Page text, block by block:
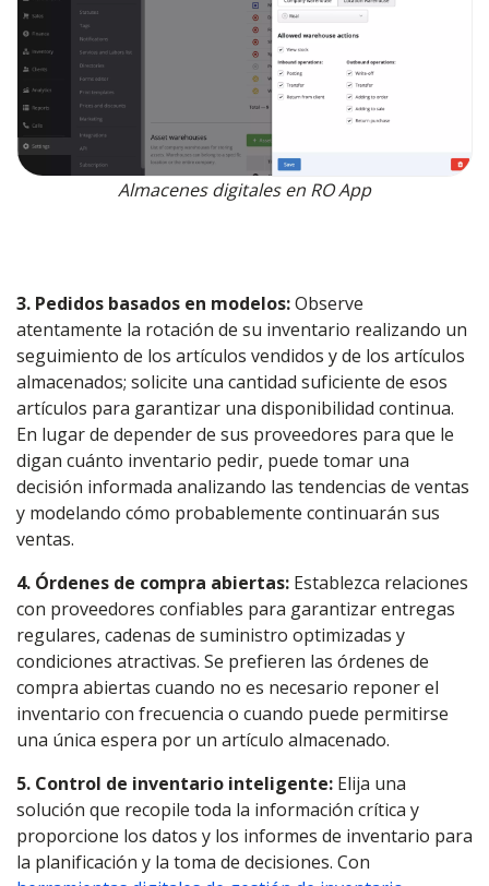
Almacenes digitales en RO App
3. Pedidos basados en modelos:Observe
atentamente la rotación de su inventario realizando un
seguimiento de los artículos vendidos y de los artículos
almacenados; solicite una cantidad suficiente de esos
artículos para garantizar una disponibilidad continua.
En lugar de depender de sus proveedores para que le
digan cuánto inventario pedir, puede tomar una
decisión informada analizando las tendencias de ventas
y modelando cómo probablemente continuarán sus
ventas.
4. Órdenes de compra abiertas: Establezca relaciones
con proveedores confiables para garantizar entregas
regulares, cadenas de suministro optimizadas y
condiciones atractivas. Se prefieren las órdenes de
compra abiertas cuando no es necesario reponer el
inventario con frecuencia o cuando puede permitirse
una única espera por un artículo almacenado.
5. Control de inventario inteligente: Elija una
solución que recopile toda la información crítica y
proporcione los datos y los informes de inventario para
la planificación y la toma de decisiones. Con